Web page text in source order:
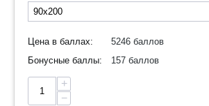
Цена в баллах:
5246 баллов
Бонусные баллы:
157 баллов
+
−